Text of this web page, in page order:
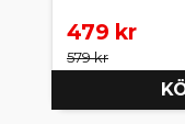
579 kr
479 kr